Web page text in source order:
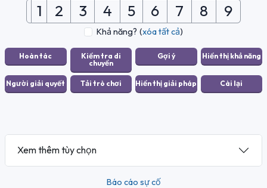
1 2 3 4 5 6 7 8 9
Khả năng? (xóa tất cả)
Xem thêm tùy chọn
Báo cáo sự cố